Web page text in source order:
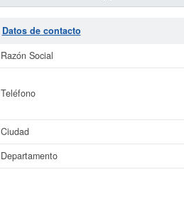
Datos de contacto
Razón Social
Teléfono
Ciudad
Departamento